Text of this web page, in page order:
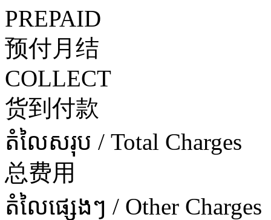
PREPAID
预付月结
COLLECT
货到付款
តំលៃសរុប / Total Charges
总费用
តំលៃផ្សេងៗ / Other Charges